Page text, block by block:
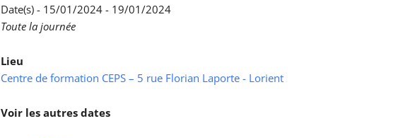
Date(s) - 15/01/2024 - 19/01/2024
Toute la journée
Lieu
Centre de formation CEPS – 5 rue Florian Laporte - Lorient
Voir les autres dates